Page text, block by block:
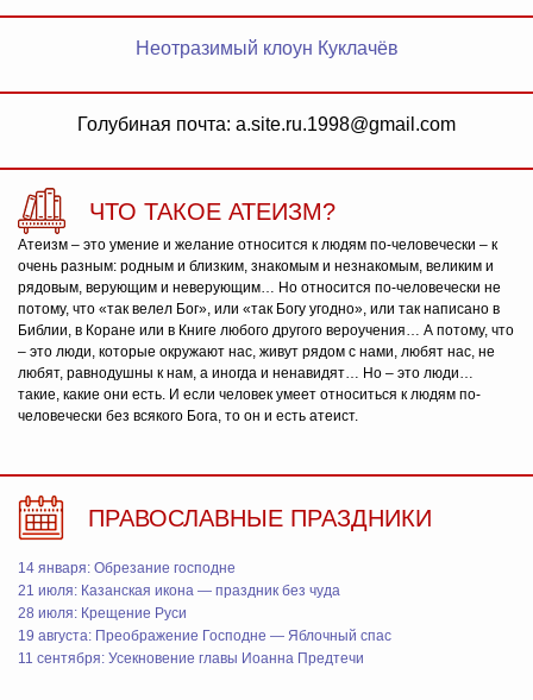
Неотразимый клоун Куклачёв
Голубиная почта: a.site.ru.1998@gmail.com
ЧТО ТАКОЕ АТЕИЗМ?
Атеизм – это умение и желание относится к людям по-человечески – к
очень разным: родным и близким, знакомым и незнакомым, великим и
рядовым, верующим и неверующим… Но относится по-человечески не
потому, что «так велел Бог», или «так Богу угодно», или так написано в
Библии, в Коране или в Книге любого другого вероучения… А потому, что
– это люди, которые окружают нас, живут рядом с нами, любят нас, не
любят, равнодушны к нам, а иногда и ненавидят… Но – это люди…
такие, какие они есть. И если человек умеет относиться к людям по-
человечески без всякого Бога, то он и есть атеист.
ПРАВОСЛАВНЫЕ ПРАЗДНИКИ
14 января: Обрезание господне
21 июля: Казанская икона — праздник без чуда
28 июля: Крещение Руси
19 августа: Преображение Господне — Яблочный спас
11 сентября: Усекновение главы Иоанна Предтечи